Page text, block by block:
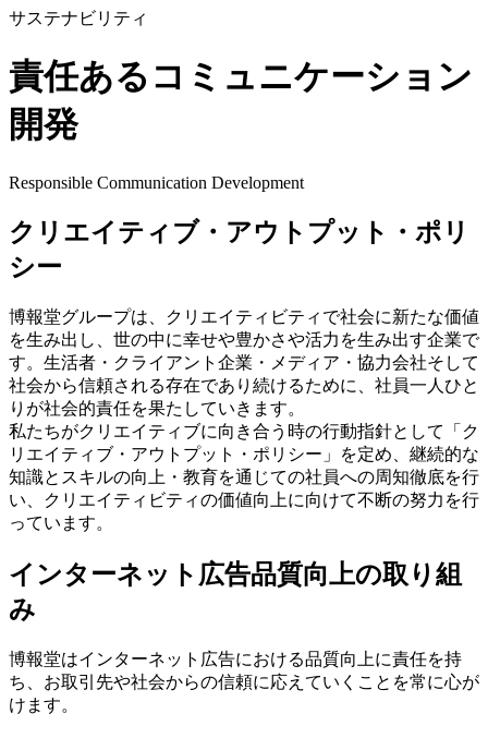
サステナビリティ
責任ある コミュニケーション
開発
Responsible Communication Development
クリエイティブ・アウトプット・ポリ
シー
博報堂グループは、クリエイティビティで社会に新たな価値
を生み出し、世の中に幸せや豊かさや活力を生み出す企業で
す。生活者・クライアント企業・メディア・協力会社そして
社会から信頼される存在であり続けるために、社員一人ひと
りが社会的責任を果たしていきます。
私たちがクリエイティブに向き合う時の行動指針として「ク
リエイティブ・アウトプット・ポリシー」を定め、継続的な
知識とスキルの向上・教育を通じての社員への周知徹底を行
い、クリエイティビティの価値向上に向けて不断の努力を行
っています。
インターネット広告品質向上の取り組
み
博報堂はインターネット広告における品質向上に責任を持
ち、お取引先や社会からの信頼に応えていくことを常に心が
けます。